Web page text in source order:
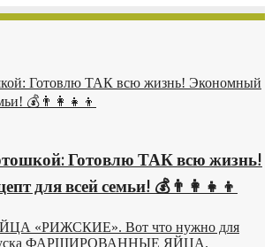
Готовлю ТАК всю жизнь! Экономный
💰👨👩👧👦
Готовлю ТАК всю жизнь!
для всей семьи! 💰👨👩👧👦
«РИЖСКИЕ». Вот что нужно для
ФАРШИРОВАННЫЕ ЯЙЦА.